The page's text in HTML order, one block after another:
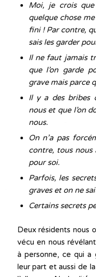
Moi, je crois que
quelque chose
fini ! Par contre,
sais les garder
Il ne faut jamais
que l’on garde
grave mais parce
Il y a des bribes
nous et que l’on
nous.
On n’a pas
contre, tous nous
pour soi.
Parfois, les
graves et on ne
Certains secrets
Deux résidents nous
vécu en nous révélant
à personne, ce qui a
leur part et aussi de